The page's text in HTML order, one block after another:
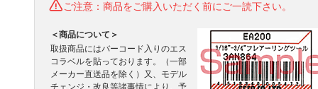
ご注意：商品をご購入いただく前にご一読下さい。
＜商品について＞
取扱商品にはバーコード入りのエス
コラベルを貼っております。（一部
メーカー直送品を除く）又、モデル
チェンジ・改良等諸事情により、予